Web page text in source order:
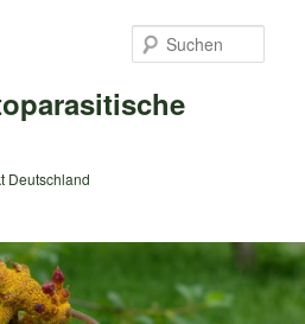
Deutschland